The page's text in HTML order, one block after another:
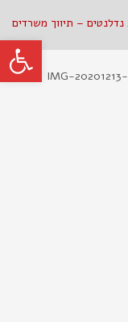
IMG-20201213-
פתח